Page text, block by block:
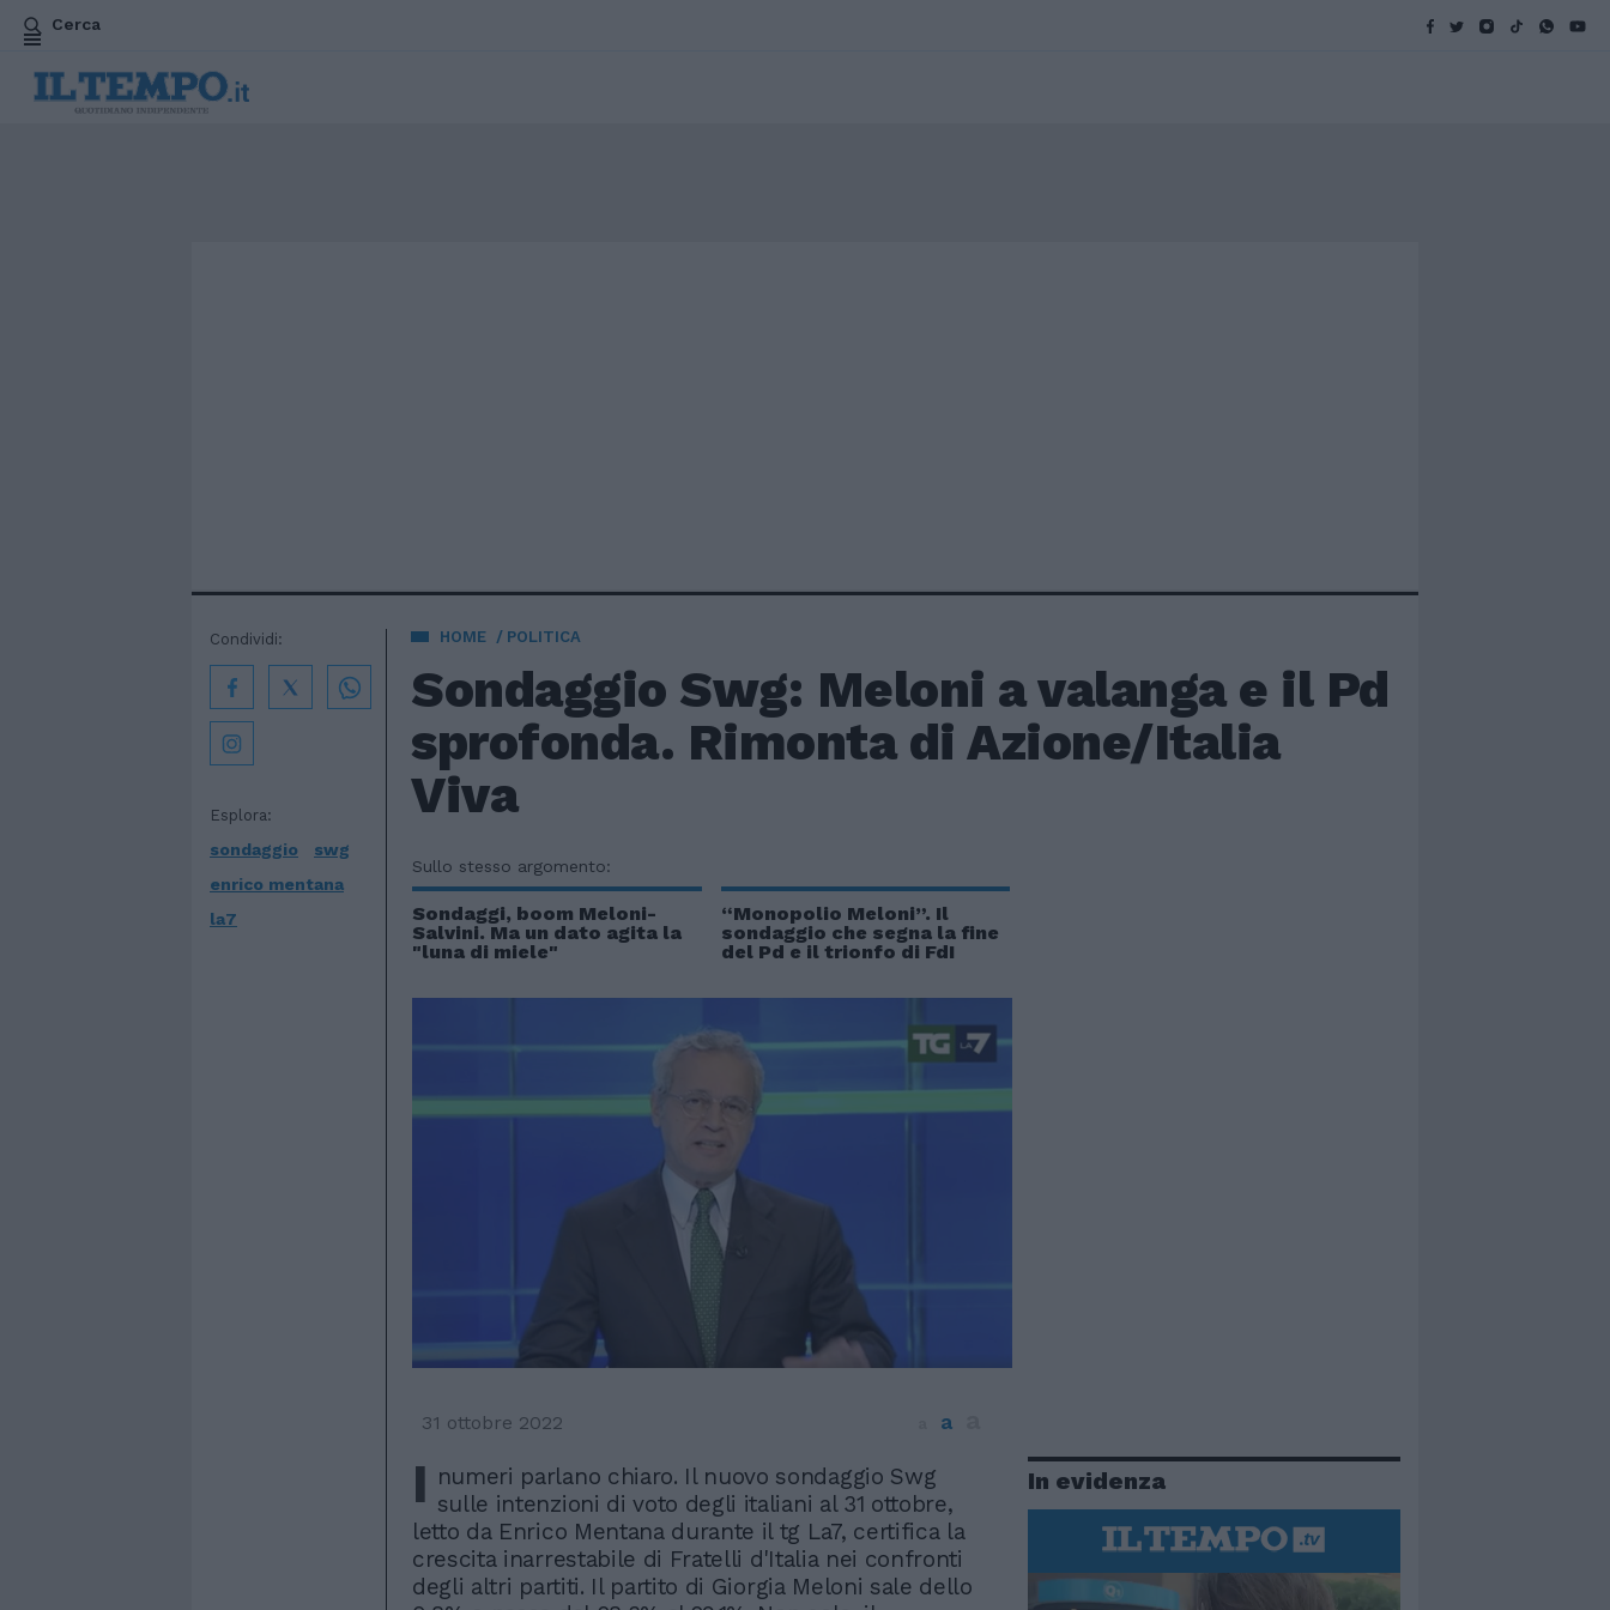
Cerca
HOME POLITICA
Sondaggio Swg: Meloni a valanga e il Pd
sprofonda. Rimonta di Azione/Italia
Viva
Esplora:
sondaggio
swg
enrico mentana
la7
Condividi:
Sullo stesso argomento:
Sondaggi, boom Meloni-
Salvini. Ma un dato agita la
"luna di miele"
“Monopolio Meloni”. Il
sondaggio che segna la fine
del Pd e il trionfo di FdI
31 ottobre 2022 a
I numeri parlano chiaro. Il nuovo sondaggio Swg
sulle intenzioni di voto degli italiani al 31 ottobre,
letto da Enrico Mentana durante il tg La7, certifica la
crescita inarrestabile di Fratelli d'Italia nei confronti
degli altri partiti. Il partito di Giorgia Meloni sale dello
In evidenza